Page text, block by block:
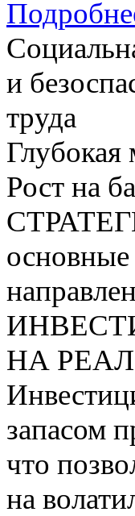
и
труда
Глубокая
Рост на
основные
НА
запасом
что
на